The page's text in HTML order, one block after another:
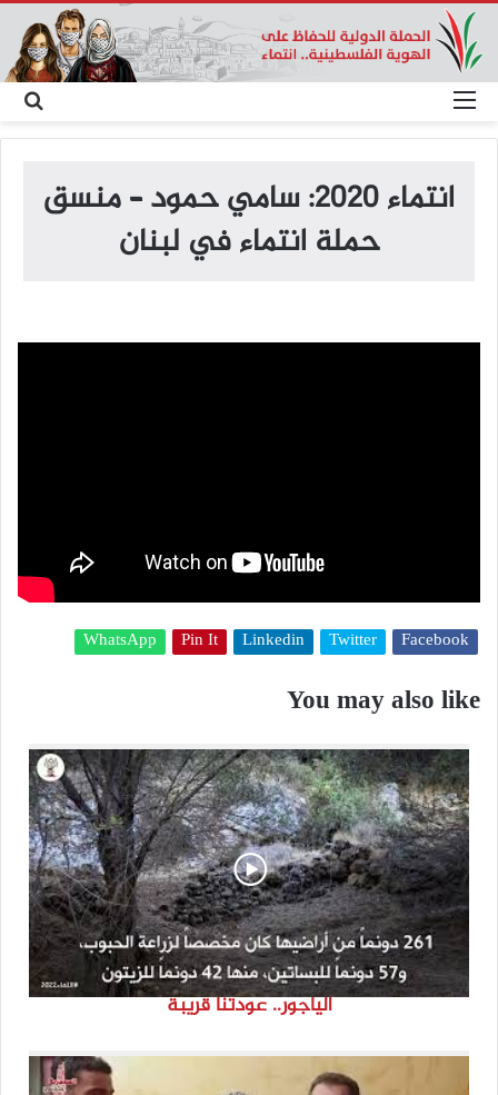
عن
انتماء 2020: سامي حمود – منسق
حملة انتماء في لبنان
Facebook
Twitter
Linkedin
Pin It
WhatsApp
You may also like
الياجور.. عودتنا قريبة